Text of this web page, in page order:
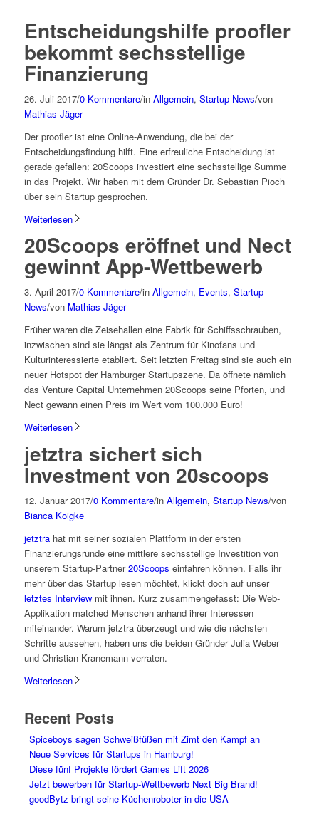
Entscheidungshilfe proofler
bekommt sechsstellige
Finanzierung
26. Juli 2017/0 Kommentare/in Allgemein, Startup News/von
Mathias Jäger
Der proofler ist eine Online-Anwendung, die bei der
Entscheidungsfindung hilft. Eine erfreuliche Entscheidung ist
gerade gefallen: 20Scoops investiert eine sechsstellige Summe
in das Projekt. Wir haben mit dem Gründer Dr. Sebastian Pioch
über sein Startup gesprochen.
Weiterlesen
20Scoops eröffnet und Nect
gewinnt App-Wettbewerb
3. April 2017/0 Kommentare/in Allgemein, Events, Startup
News/von Mathias Jäger
Früher waren die Zeisehallen eine Fabrik für Schiffsschrauben,
inzwischen sind sie längst als Zentrum für Kinofans und
Kulturinteressierte etabliert. Seit letzten Freitag sind sie auch ein
neuer Hotspot der Hamburger Startupszene. Da öffnete nämlich
das Venture Capital Unternehmen 20Scoops seine Pforten, und
Nect gewann einen Preis im Wert vom 100.000 Euro!
Weiterlesen
jetztra sichert sich
Investment von 20scoops
12. Januar 2017/0 Kommentare/in Allgemein, Startup News/von
Bianca Koigke
jetztrahat mit seiner sozialen Plattform in der ersten
Finanzierungsrunde eine mittlere sechsstellige Investition von
unserem Startup-Partner20Scoops einfahren können. Falls ihr
mehr über das Startup lesen möchtet, klickt doch auf unser
letztes Interviewmit ihnen. Kurz zusammengefasst: Die Web-
Applikation matched Menschen anhand ihrer Interessen
miteinander. Warum jetztra überzeugt und wie die nächsten
Schritte aussehen, haben uns die beiden Gründer Julia Weber
und Christian Kranemann verraten.
Weiterlesen
Recent Posts
Spiceboys sagen Schweißfüßen mit Zimt den Kampf an
Neue Services für Startups in Hamburg!
Diese fünf Projekte fördert Games Lift 2026
Jetzt bewerben für Startup-Wettbewerb Next Big Brand!
goodBytz bringt seine Küchenroboter in die USA